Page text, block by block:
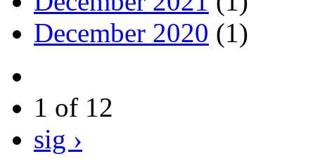
December 2020 (1)
1 of 12
sig ›